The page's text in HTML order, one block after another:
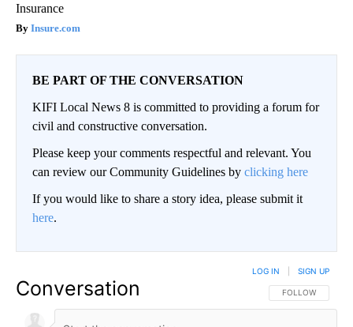
Insurance
Insure.com
BE PART OF THE CONVERSATION
KIFI Local News 8 is committed to providing a forum for
civil and constructive conversation.
Please keep your comments respectful and relevant. You
can review our Community Guidelines by clicking here
If you would like to share a story idea, please submit it
here.
Conversation FOLLOW THIS
FOLLOW
LOG IN SIGN UP